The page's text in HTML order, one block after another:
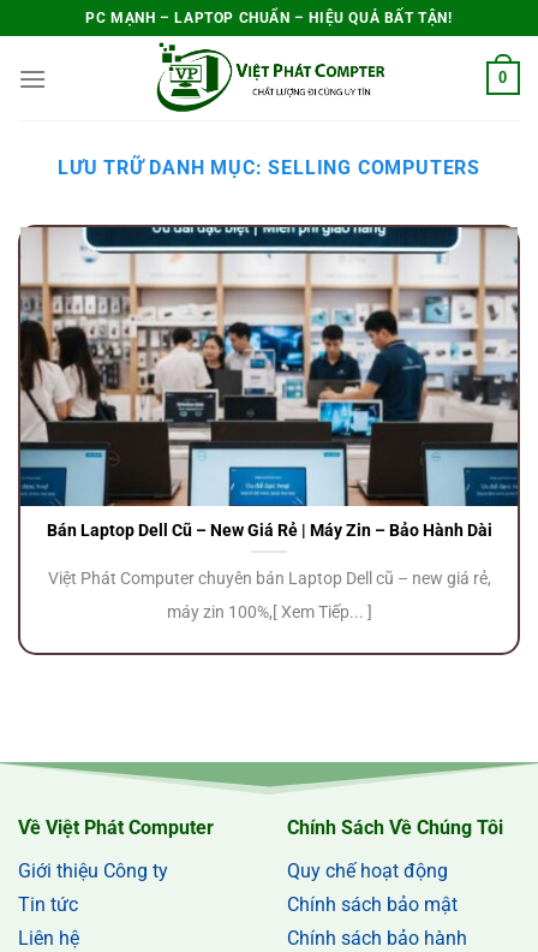
nội
PC MẠNH – LAPTOP CHUẨN – HIỆU QUẢ BẤT TẬN!
0
LƯU TRỮ DANH MỤC:SELLING COMPUTERS
Bán Laptop Dell Cũ – New Giá Rẻ | Máy Zin – Bảo Hành Dài
Việt Phát Computer chuyên bán Laptop Dell cũ – new giá rẻ,
máy zin 100%,[ Xem Tiếp... ]
Về Việt Phát Computer
Giới thiệu Công ty
Tin tức
Liên hệ
Chính Sách Về Chúng Tôi
Quy chế hoạt động
Chính sách bảo mật
Chính sách bảo hành